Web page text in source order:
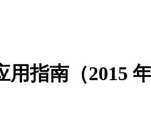
指南（2015 年